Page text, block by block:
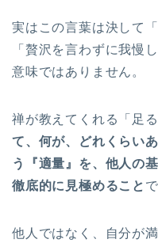
実はこの言葉は決して
「贅沢を言わずに我慢
意味ではありません。
禅が教えてくれる「足
て、何が、どれくらい
う『適量』を、他人の
徹底的に見極めること
他人ではなく、自分が